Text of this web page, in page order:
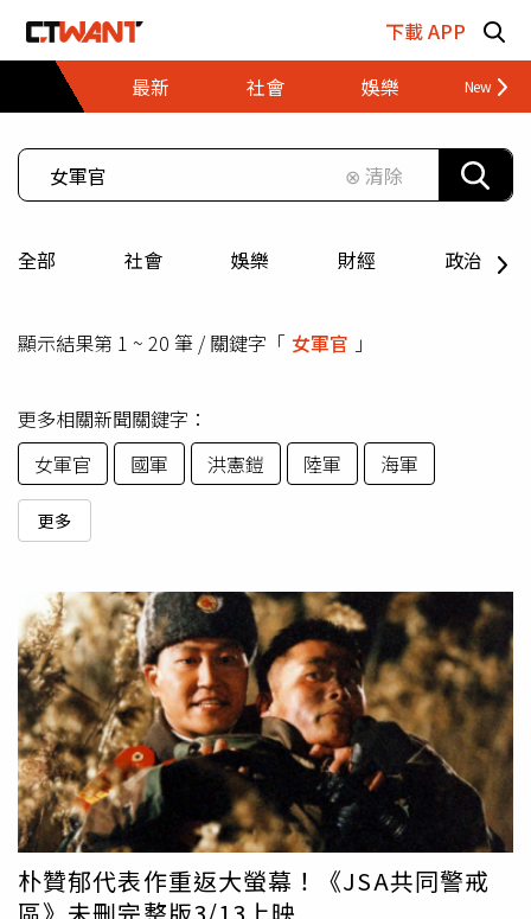
下載 APP
最新
社會 娛樂 財經
⊗ 清除
全部 社會 娛樂 財經 政治
顯示結果第 1 ~ 20 筆 / 關鍵字「 女軍官 」
更多相關新聞關鍵字：
女軍官
國軍 洪憲鎧 陸軍 海軍
更多
朴贊郁代表作重返大螢幕！《JSA共同警戒